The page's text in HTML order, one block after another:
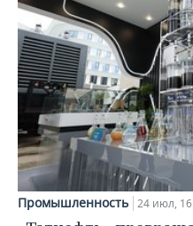
Промышленность 24 июл,